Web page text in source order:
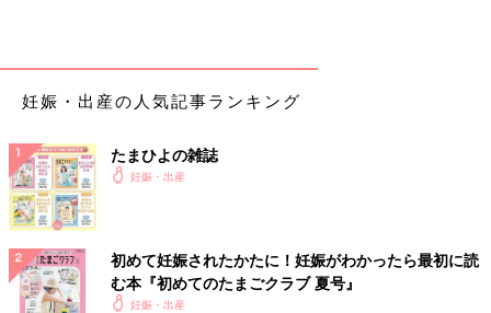
妊娠・出産の人気記事ランキング
たまひよの雑誌
妊娠・出産
初めて妊娠されたかたに！妊娠がわかったら最初に読
む本『初めてのたまごクラブ 夏号』
妊娠・出産